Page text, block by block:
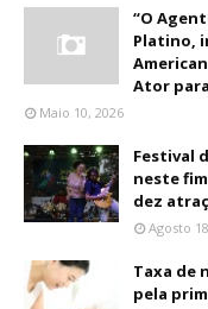
“O
Platino,
Ator
Maio 10, 2026
Festival
neste
dez
Agosto
Taxa de
pela